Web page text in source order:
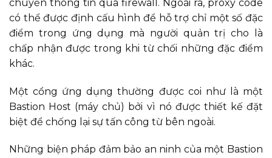
chuyển thông tin qua firewall. Ngoài ra, proxy code
có thể được định cấu hình để hỗ trợ chỉ một số đặc
điểm trong ứng dụng mà người quản trị cho là
chấp nhận được trong khi từ chối những đặc điểm
khác.
Một cổng ứng dụng thường được coi như là một
Bastion Host (máy chủ) bởi vì nó được thiết kế đặt
biệt để chống lại sự tấn công từ bên ngoài.
Những biện pháp đảm bảo an ninh của một Bastion